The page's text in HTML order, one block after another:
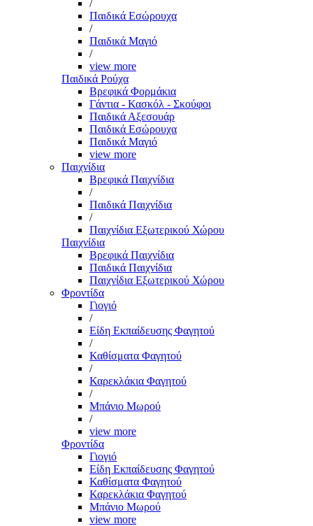
/
Παιδικά Εσώρουχα
/
Παιδικά Μαγιό
/
view more
Παιδικά Ρούχα
Βρεφικά Φορμάκια
Γάντια - Κασκόλ - Σκούφοι
Παιδικά Αξεσουάρ
Παιδικά Εσώρουχα
Παιδικά Μαγιό
view more
Παιχνίδια
Βρεφικά Παιχνίδια
/
Παιδικά Παιχνίδια
/
Παιχνίδια Εξωτερικού Χώρου
Παιχνίδια
Βρεφικά Παιχνίδια
Παιδικά Παιχνίδια
Παιχνίδια Εξωτερικού Χώρου
Φροντίδα
Γιογιό
/
Είδη Εκπαίδευσης Φαγητού
/
Καθίσματα Φαγητού
/
Καρεκλάκια Φαγητού
/
Μπάνιο Μωρού
/
view more
Φροντίδα
Γιογιό
Είδη Εκπαίδευσης Φαγητού
Καθίσματα Φαγητού
Καρεκλάκια Φαγητού
Μπάνιο Μωρού
view more